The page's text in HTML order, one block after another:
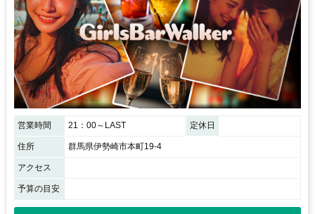
営業時間 21：00～LAST 定休日
住所 群馬県伊勢崎市本町19-4
アクセス
予算の目安